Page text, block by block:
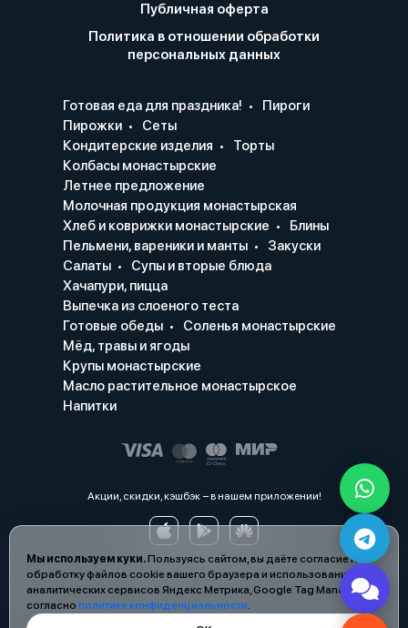
Мы используем куки.Пользуясь сайтом, вы даёте согласие на
обработку файлов cookie вашего браузера и использование
аналитических сервисов Яндекс Метрика, Google Tag Manager
согласно политике конфиденциальности.
Публичная оферта
Политика в отношении обработки
персональных данных
Готовая еда для праздника!
Пироги
Пирожки
Сеты
Кондитерские изделия
Торты
Колбасы монастырские
Летнее предложение
Молочная продукция монастырская
Хлеб и коврижки монастырские
Блины
Пельмени, вареники и манты
Закуски
Салаты
Супы и вторые блюда
Хачапури, пицца
Выпечка из слоеного теста
Готовые обеды
Соленья монастырские
Мёд, травы и ягоды
Крупы монастырские
Масло растительное монастырское
Напитки
Акции, скидки, кэшбэк − в нашем приложении!